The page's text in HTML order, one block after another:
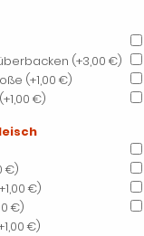
(+3,00 €)
(+1,00 €)
(+1,00 €)
€)
€)
€)
€)